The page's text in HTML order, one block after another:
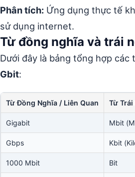
Phân tích: Ứng dụng thực tế
sử dụng internet.
Từ đồng nghĩa và trái
Dưới đây là bảng tổng hợp các
Gbit:
Từ Đồng Nghĩa / Liên Quan Từ
Gigabit Mbit
Gbps Kbit
1000 Mbit Bit